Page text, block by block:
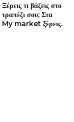
Ξέρεις τι βάζεις στο
τραπέζι σου; Στα
My market ξέρεις.